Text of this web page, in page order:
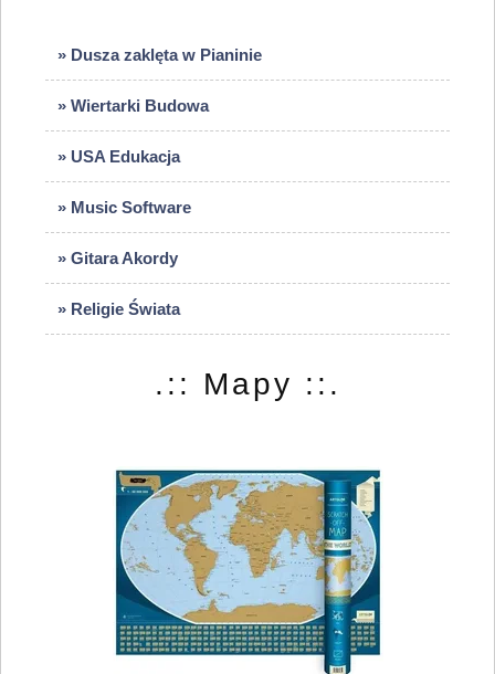
» Dusza zaklęta w Pianinie
» Wiertarki Budowa
» USA Edukacja
» Music Software
» Gitara Akordy
» Religie Świata
.:: Mapy ::.